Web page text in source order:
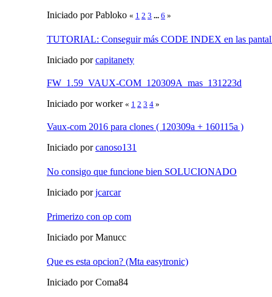
Iniciado por Pabloko « 1 2 3 ... 6 »
TUTORIAL: Conseguir más CODE INDEX en las
Iniciado porcapitanety
FW_1.59_VAUX-COM_120309A_mas_131223d
Iniciado por worker « 1 2 3 4 »
Vaux-com 2016 para clones ( 120309a + 160115a )
Iniciado porcanoso131
No consigo que funcione bien SOLUCIONADO
Iniciado porjcarcar
Primerizo con op com
Iniciado por Manucc
Que es esta opcion? (Mta easytronic)
Iniciado por Coma84